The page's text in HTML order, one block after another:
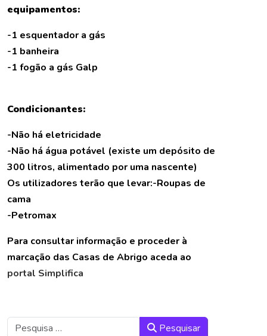
equipamentos:
-1 esquentador a gás
-1 banheira
-1 fogão a gás Galp
Condicionantes:
-Não há eletricidade
-Não há água potável (existe um depósito de
300 litros, alimentado por uma nascente)
Os utilizadores terão que levar:-Roupas de
cama
-Petromax
Para consultar informação e proceder à
marcação das Casas de Abrigo aceda ao
portal Simplifica
Pesquisar Pesquisar